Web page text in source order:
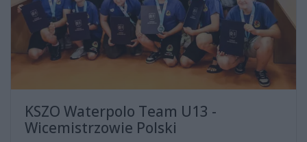
KSZO Waterpolo Team U13 -
Wicemistrzowie Polski